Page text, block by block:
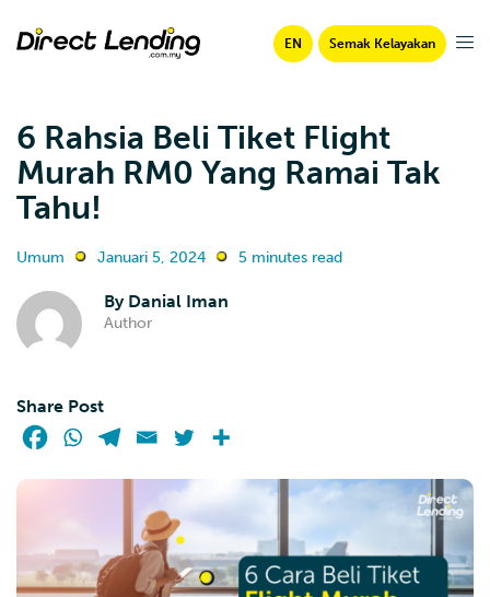
EN Semak Kelayakan
6 Rahsia Beli Tiket Flight
Murah RM0 Yang Ramai Tak
Tahu!
Umum Januari 5, 2024 5 minutes read
By Danial Iman
Author
Share Post